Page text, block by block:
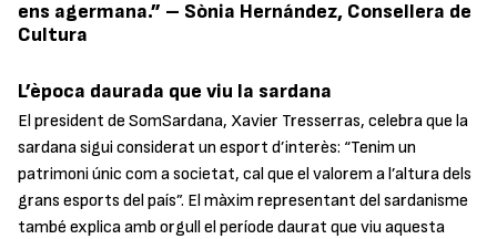
ens agermana.” – Sònia Hernández, Consellera de
Cultura
L’època daurada que viu la sardana
El president de SomSardana, Xavier Tresserras, celebra que la
sardana sigui considerat un esport d’interès: “Tenim un
patrimoni únic com a societat, cal que el valorem a l’altura dels
grans esports del país”. El màxim representant del sardanisme
també explica amb orgull el període daurat que viu aquesta